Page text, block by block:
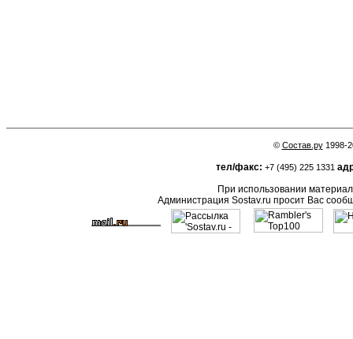
© Состав.ру1998-
тел/факс: +7 (495) 225 1331
При использовании
Администрация Sostav.ru просит Вас